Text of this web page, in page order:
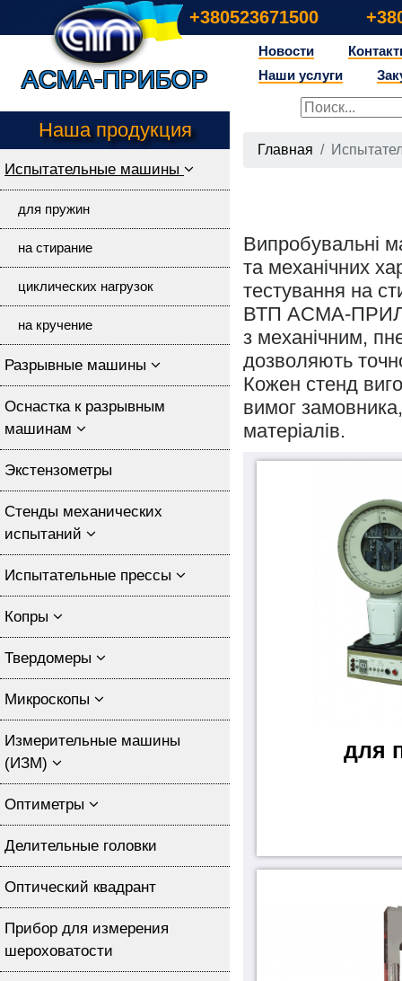
+380523671500
Асма-прибор
Наша продукция
Испытательные машины
для пружин
на стирание
циклических нагрузок
на кручение
Разрывные машины
Оснастка к разрывным
машинам
Экстензометры
Стенды механических
испытаний
Испытательные прессы
Копры
Твердомеры
Микроскопы
Измерительные машины
(ИЗМ)
Оптиметры
Делительные головки
Оптический квадрант
Прибор для измерения
шероховатости
Новости
Наши услуги
Главная
Випробувальні
та механічних
тестування на
ВТП АСМА-ПРИЛАД
з механічним,
дозволяють
Кожен стенд
вимог замовника,
матеріалів.
для